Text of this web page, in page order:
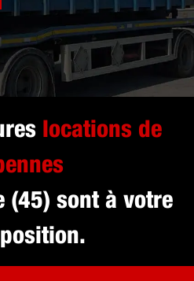
locations de
(45) sont à votre